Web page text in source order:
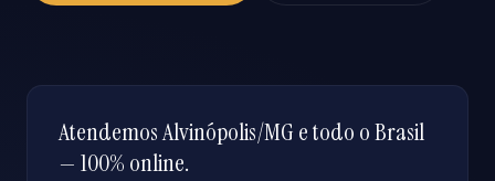
Atendemos Alvinópolis/MG e todo o Brasil
— 100% online.